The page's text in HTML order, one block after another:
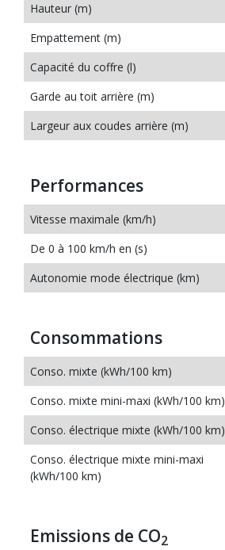
Hauteur (m)
Empattement (m)
Capacité du coffre (l)
Garde au toit arrière (m)
Largeur aux coudes arrière (m)
Performances
Vitesse maximale (km/h)
De 0 à 100 km/h en (s)
Autonomie mode électrique (km)
Consommations
Conso. mixte (kWh/100 km)
Conso. mixte mini-maxi (kWh/100 km)
Conso. électrique mixte (kWh/100 km)
Conso. électrique mixte mini-maxi
(kWh/100 km)
Emissions de CO2